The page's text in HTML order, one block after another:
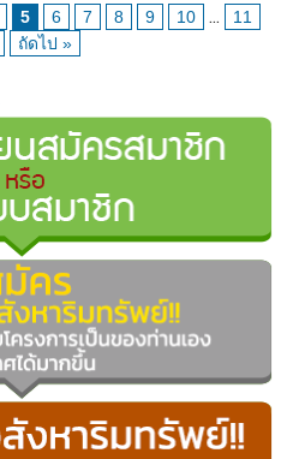
5 6 7 8 9 10 ...
11
ถัดไป »